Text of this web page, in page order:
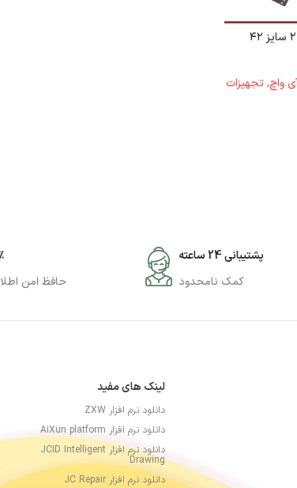
گلس تاچ اپل واچ سری ۲ سایز ۴۲
واچ,تجهیزات
پشتیبانی 24 ساعته
کمک نامحدود
حافظ امن
لینک های مفید
دانلود نرم افزار ZXW
دانلود نرم افزار AiXun platform
دانلود نرم افزار JCID Intelligent
Drawing
دانلود نرم افزار JC Repair